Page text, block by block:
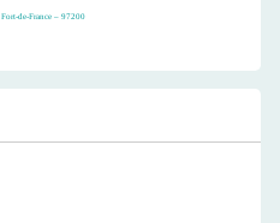
Fort-de-France – 97200